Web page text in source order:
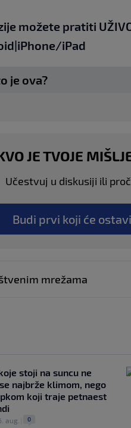
možete pratiti
|iPhone/iPad
je ova?
JE TVOJE
Učestvuj u diskusiji ili
Budi prvi koji će
mrežama
stoji na suncu ne
najbrže klimom, nego
koji traje petnaest
aug. 0